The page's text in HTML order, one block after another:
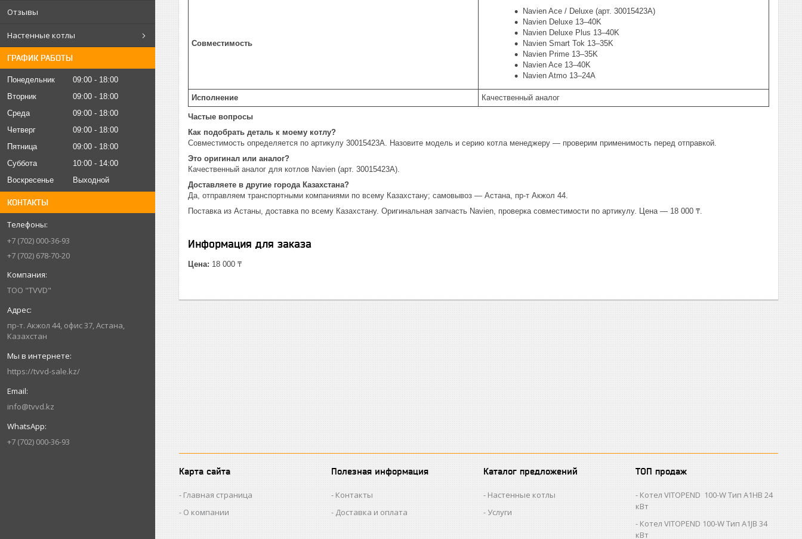
Отзывы
Настенные котлы
ГРАФИК РАБОТЫ
Понедельник 09:00
18:00
Вторник
09:00
18:00
Среда
09:00
18:00
Четверг
09:00
18:00
Пятница
09:00
18:00
Суббота
10:00
14:00
Воскресенье
Выходной
КОНТАКТЫ
+7 (702) 000-36-93
+7 (702) 678-70-20
ТОО "TVVD"
пр-т. Акжол 44, офис 37, Астана,
Казахстан
https://tvvd-sale.kz/
info@tvvd.kz
+7 (702) 000-36-93
Совместимость
Navien Ace / Deluxe (арт. 30015423A)
Navien Deluxe 13–40K
Navien Deluxe Plus 13–40K
Navien Smart Tok 13–35K
Navien Prime 13–35K
Navien Ace 13–40K
Navien Atmo 13–24A
Исполнение Качественный аналог
Частые вопросы
Как подобрать деталь к моему котлу?
Совместимость определяется по артикулу 30015423A. Назовите модель и серию котла менеджеру — проверим применимость перед отправкой.
Это оригинал или аналог?
Качественный аналог для котлов Navien (арт. 30015423A).
Доставляете в другие города Казахстана?
Да, отправляем транспортными компаниями по всему Казахстану; самовывоз — Астана, пр-т Акжол 44.
Поставка из Астаны, доставка по всему Казахстану. Оригинальная запчасть Navien, проверка совместимости по артикулу. Цена — 18 000 ₸.
Информация для заказа
Цена: 18 000 ₸
Карта сайта
Главная страница
О компании
Полезная информация
Контакты
Доставка и оплата
Каталог предложений
Настенные котлы
Услуги
ТОП продаж
Котел VITOPEND 100-W Тип A1HB 24
кВт
Котел VITOPEND 100-W Тип A1JB 34
кВт